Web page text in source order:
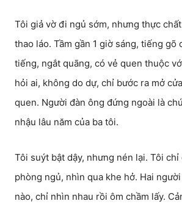
Tôi giả vờ đi ngủ sớm, nhưng thực
thao láo. Tầm gần 1 giờ sáng, tiếng gõ
tiếng, ngắt quãng, có vẻ quen thuộc
hỏi ai, không do dự, chỉ bước ra mở
quen. Người đàn ông đứng ngoài là
nhậu lâu năm của ba tôi.
Tôi suýt bật dậy, nhưng nén lại. Tôi chỉ
phòng ngủ, nhìn qua khe hở. Hai
nào, chỉ nhìn nhau rồi ôm chầm lấy.